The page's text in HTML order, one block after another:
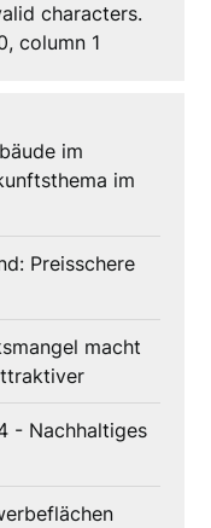
characters.
column 1
im
im
Preisschere
macht
- Nachhaltiges